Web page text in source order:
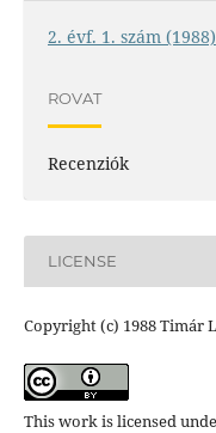
2. évf. 1. szám (1988)
ROVAT
Recenziók
LICENSE
Copyright (c) 1988 Timár
This work is licensed